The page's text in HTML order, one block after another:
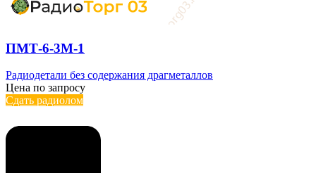
ПМТ-6-3М-1
Радиодетали без содержания драгметаллов
Цена по запросу
Сдать радиолом